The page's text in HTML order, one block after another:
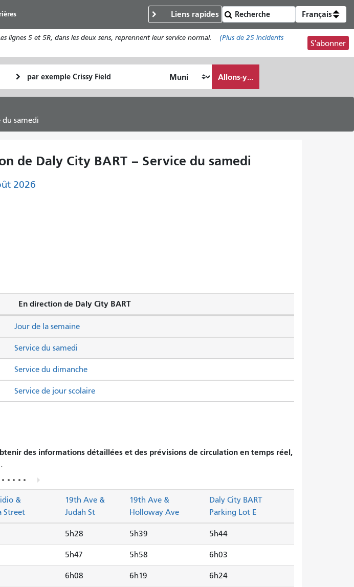
au
contenu
principal
Liens rapides Français
lignes 5 et 5R, dans les deux sens, reprennent leur service normal. (Plus de 25 incidents
S'abonner
final
Comment
je
Allons-y...
du samedi
de Daly City BART – Service du samedi
2026
En direction de Daly City BART
Service du samedi
Service du dimanche
Jour de la semaine
Service de jour scolaire
des informations détaillées et des prévisions de circulation en temps réel,
&
Street
19th Ave &
Judah St
19th Ave &
Holloway Ave
Daly City BART
Parking Lot E
5h28 5h39 5h44
5h47 5h58 6h03
6h08 6h19 6h24